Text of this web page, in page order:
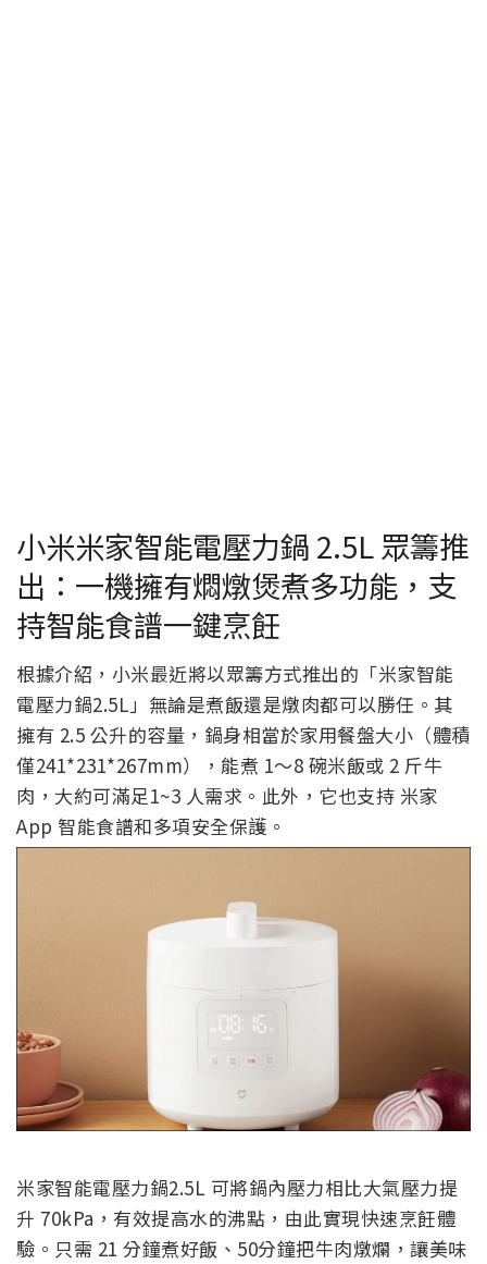
小米米家智能電壓力鍋 2.5L 眾籌推
出：一機擁有燜燉煲煮多功能，支
持智能食譜一鍵烹飪
根據介紹，小米最近將以眾籌方式推出的「米家智能
電壓力鍋2.5L」無論是煮飯還是燉肉都可以勝任。其
擁有 2.5 公升的容量，鍋身相當於家用餐盤大小（體積
僅241*231*267mm），能煮 1～8 碗米飯或 2 斤牛
肉，大約可滿足1~3 人需求。此外，它也支持 米家
App 智能食譜和多項安全保護。
米家智能電壓力鍋2.5L 可將鍋內壓力相比大氣壓力提
升 70kPa，有效提高水的沸點，由此實現快速烹飪體
驗。只需 21 分鐘煮好飯、50分鐘把牛肉燉爛，讓美味